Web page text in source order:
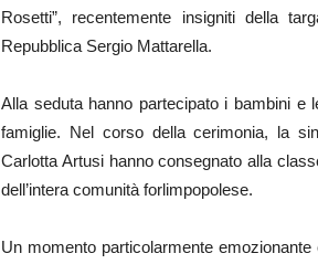
Rosetti”, recentemente insigniti della
Repubblica Sergio Mattarella.
Alla seduta hanno partecipato i bambini e
famiglie. Nel corso della cerimonia, la
Carlotta Artusi hanno consegnato alla
dell’intera comunità forlimpopolese.
Un momento particolarmente